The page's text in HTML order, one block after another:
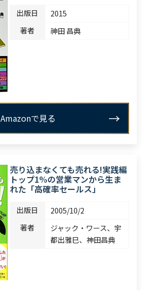
出版日
2015
著者
神田 昌典
Amazonで見る
売り込まなくても売れる!実践編
トップ1%の営業マンから生ま
れた「高確率セールス」
出版日
2005/10/2
著者
ジャック・ワース、宇
都出雅巳、神田昌典